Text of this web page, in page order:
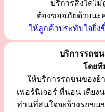
บริการสิ่งใดไ
ต้องขออภัยด้วยนะ
ให้ลูกค้าประทับใจยิ่
บริการรถข
โดย
ให้บริการรถขนของย้า
เฟอร์นิเจอร์ ที่นอน เตียง
ท่านที่สนใจจะจ้างรถขน